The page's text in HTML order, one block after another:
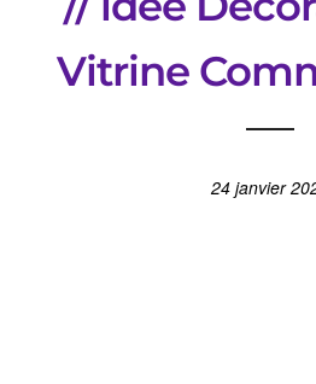
Vitrine
24 janvier